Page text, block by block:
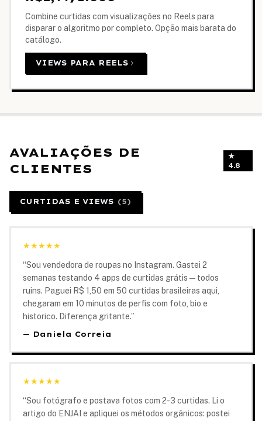
Combine curtidas com visualizações no Reels para
disparar o algoritmo por completo. Opção mais barata do
catálogo.
VIEWS PARA REELS
AVALIAÇÕES DE
CLIENTES
★
4.8
CURTIDAS E VIEWS (5)
★★★★★
“Sou vendedora de roupas no Instagram. Gastei 2
semanas testando 4 apps de curtidas grátis — todos
ruins. Paguei R$ 1,50 em 50 curtidas brasileiras aqui,
chegaram em 10 minutos de perfis com foto, bio e
historico. Diferença gritante.”
— Daniela Correia
★★★★★
“Sou fotógrafo e postava fotos com 2-3 curtidas. Li o
artigo do ENJAI e apliquei os métodos orgânicos: postei